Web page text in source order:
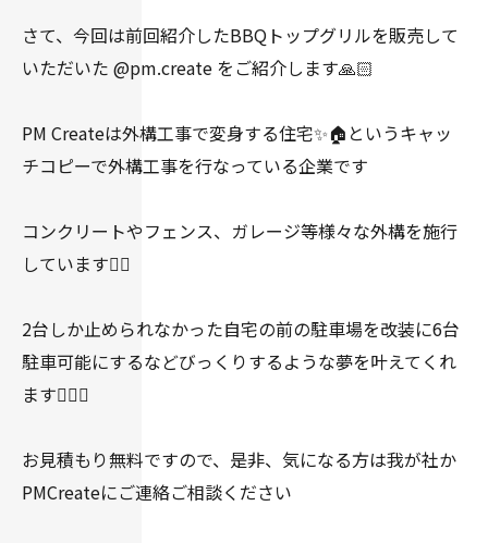
さて、今回は前回紹介したBBQトップグリルを販売して
いただいた @pm.create をご紹介します🙏🏻
PM Createは外構工事で変身する住宅✨🏠というキャッ
チコピーで外構工事を行なっている企業です
コンクリートやフェンス、ガレージ等様々な外構を施行
しています👍🏻
2台しか止められなかった自宅の前の駐車場を改装に6台
駐車可能にするなどびっくりするような夢を叶えてくれ
ます👍🏻✨
お見積もり無料ですので、是非、気になる方は我が社か
PMCreateにご連絡ご相談ください